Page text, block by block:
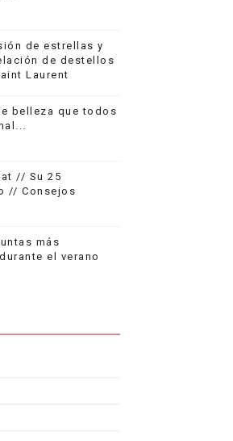
de estrellas y
de destellos
Laurent
belleza que todos
// Su 25
// Consejos
más
el verano